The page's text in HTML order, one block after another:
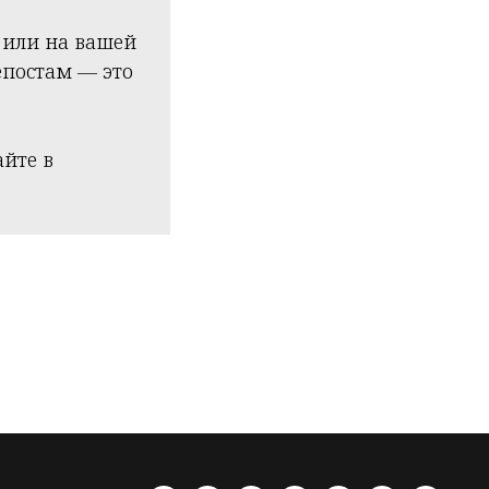
или на вашей
— это
в